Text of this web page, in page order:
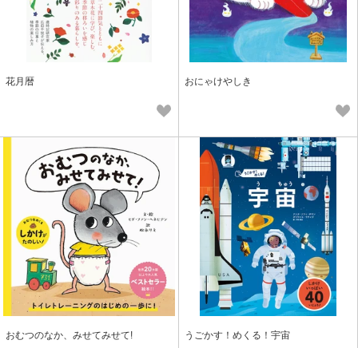
花月暦 おにゃけやしき
おむつのなか、みせてみせて! うごかす！めくる！宇宙